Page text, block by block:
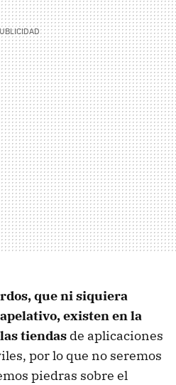
que ni siquiera
existen en la
tiendas de aplicaciones
por lo que no seremos
piedras sobre el